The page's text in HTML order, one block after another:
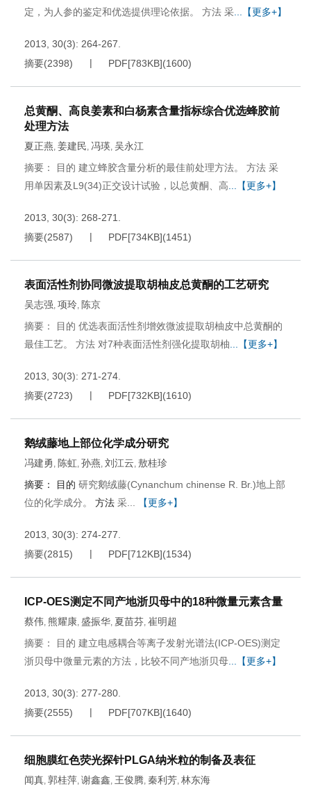
定，为人参的鉴定和优选提供理论依据。 方法 采 ...【更多+】
2013, 30(3): 264-267.
摘要(2398) PDF[783KB](1600)
总黄酮、高良姜素和白杨素含量指标综合优选蜂胶前
处理方法
夏正燕, 姜建民, 冯瑛, 吴永江
摘要： 目的 建立蜂胶含量分析的最佳前处理方法。 方法 采
用单因素及L9(34)正交设计试验，以总黄酮、高 ...【更多+】
2013, 30(3): 268-271.
摘要(2587) PDF[734KB](1451)
表面活性剂协同微波提取胡柚皮总黄酮的工艺研究
吴志强, 项玲, 陈京
摘要： 目的 优选表面活性剂增效微波提取胡柚皮中总黄酮的
最佳工艺。 方法 对7种表面活性剂强化提取胡柚 ...【更多+】
2013, 30(3): 271-274.
摘要(2723) PDF[732KB](1610)
鹅绒藤地上部位化学成分研究
冯建勇, 陈虹, 孙燕, 刘江云, 敖桂珍
摘要：
目的 研究鹅绒藤(Cynanchum chinense R. Br.)地上部
位的化学成分。 方法 采... 【更多+】
2013, 30(3): 274-277.
摘要(2815) PDF[712KB](1534)
ICP-OES测定不同产地浙贝母中的18种微量元素含量
蔡伟, 熊耀康, 盛振华, 夏苗芬, 崔明超
摘要： 目的 建立电感耦合等离子发射光谱法(ICP-OES)测定
浙贝母中微量元素的方法，比较不同产地浙贝母 ...【更多+】
2013, 30(3): 277-280.
摘要(2555) PDF[707KB](1640)
细胞膜红色荧光探针PLGA纳米粒的制备及表征
闻真, 郭桂萍, 谢鑫鑫, 王俊腾, 秦利芳, 林东海